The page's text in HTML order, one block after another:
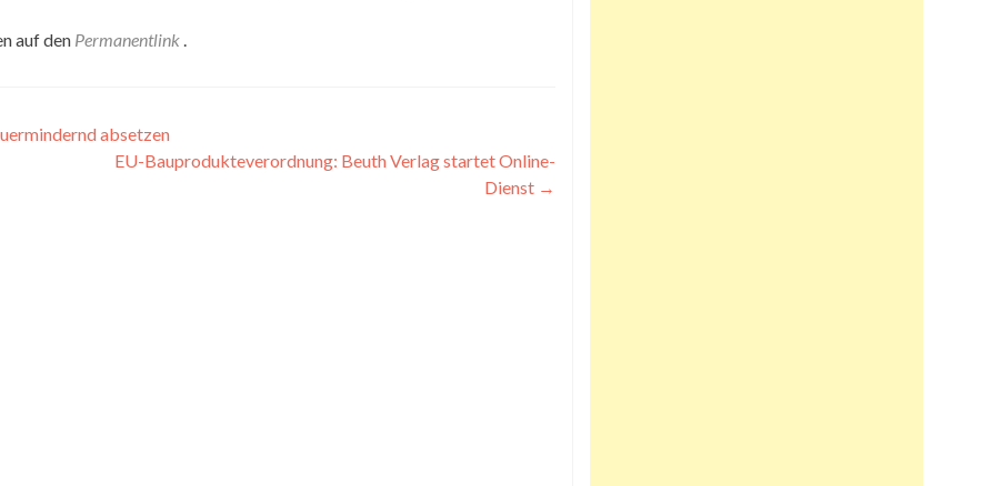
auf den Permanentlink .
absetzen
EU-Bauprodukteverordnung: Beuth Verlag startet Online-
Dienst →